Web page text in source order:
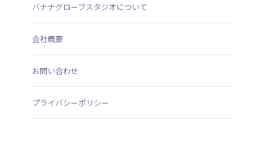
バナナグローブスタジオについて
会社概要
お問い合わせ
プライバシーポリシー